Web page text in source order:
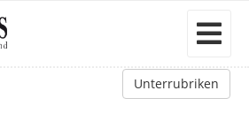
Unterrubriken